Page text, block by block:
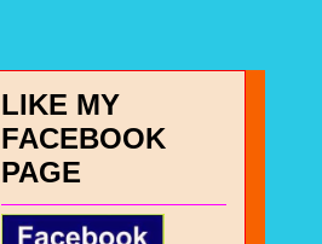
LIKE MY
FACEBOOK
PAGE